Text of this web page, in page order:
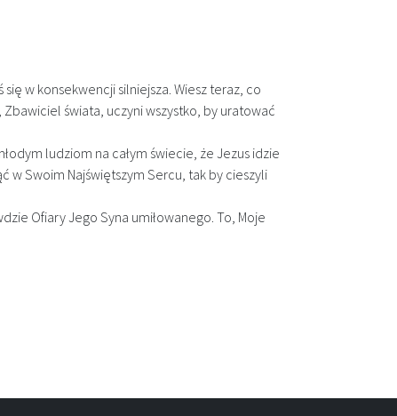
w konsekwencji silniejsza. Wiesz teraz, co
świata, uczyni wszystko, by uratować
ludziom na całym świecie, że Jezus idzie
w Swoim Najświętszym Sercu, tak by cieszyli
Ofiary Jego Syna umiłowanego. To, Moje